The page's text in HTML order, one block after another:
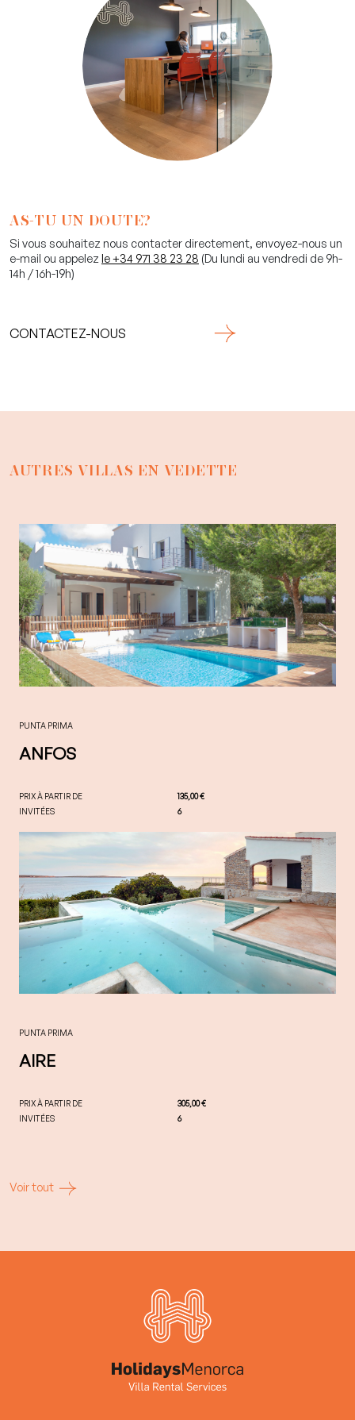
AS-TU UN DOUTE?
Si vous souhaitez nous contacter directement, envoyez-nous un
e-mail ou appelez le +34 971 38 23 28 (Du lundi au vendredi de 9h-
14h / 16h-19h)
CONTACTEZ-NOUS
AUTRES VILLAS EN VEDETTE
PUNTA PRIMA
ANFOS
PRIX À PARTIR DE
135,00 €
INVITÉES
6
PUNTA PRIMA
AIRE
PRIX À PARTIR DE
305,00 €
INVITÉES
6
Voir tout